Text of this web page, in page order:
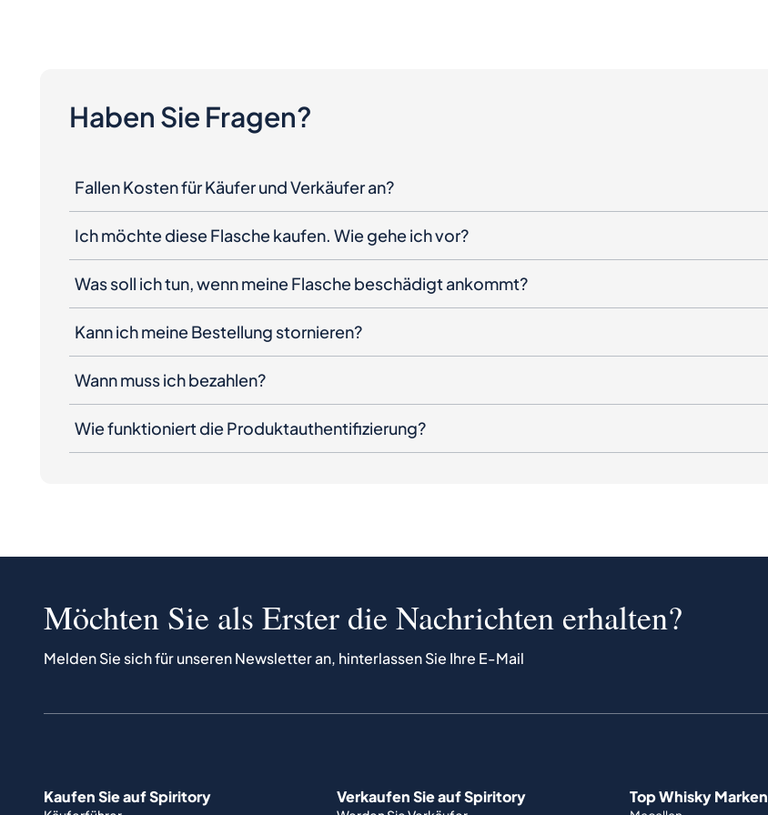
Haben Sie Fragen?
Fallen Kosten für Käufer und Verkäufer an?
Ich möchte diese Flasche kaufen. Wie gehe ich vor?
Was soll ich tun, wenn meine Flasche beschädigt ankommt?
Kann ich meine Bestellung stornieren?
Wann muss ich bezahlen?
Wie funktioniert die Produktauthentifizierung?
Möchten Sie als Erster die Nachrichten erhalten?
Melden Sie sich für unseren Newsletter an, hinterlassen Sie Ihre E-Mail
Kaufen Sie auf Spiritory Verkaufen Sie auf Spiritory Top Whisky Marken